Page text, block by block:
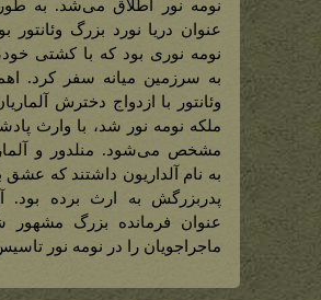
سالار
ناوگان
نومه
نور)
نومه نور اطلاق می‌شد. به
عنوان دریا نورد بزرگ وئانتور
نومه نوری بود که با کشتی
به سرزمین میانه سفر کرد.
وئانتور با ازدواج دخترش
ملکه نومه نور شد، با وارث
مشخص می‌شود. منلدور و
به نام آلداریون داشتند که عشق
پدربزرگش به ارث برده بود.
عنوان فرمانده بزرگ مشهور
ماجراجویان را در نومه نور